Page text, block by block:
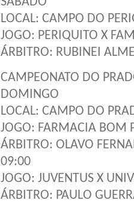
LOCAL: CAMPO DO
JOGO: PERIQUITO X
ÁRBITRO: RUBINEI
CAMPEONATO DO
DOMINGO
LOCAL: CAMPO DO
JOGO: FARMACIA BOM
ÁRBITRO: OLAVO
09:00
JOGO: JUVENTUS X
ÁRBITRO: PAULO